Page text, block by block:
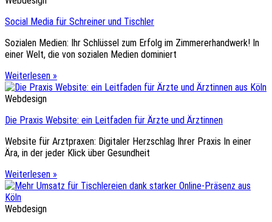
Social Media für Schreiner und Tischler
Sozialen Medien: Ihr Schlüssel zum Erfolg im Zimmererhandwerk! In
einer Welt, die von sozialen Medien dominiert
Weiterlesen »
Webdesign
Die Praxis Website: ein Leitfaden für Ärzte und Ärztinnen
Website für Arztpraxen: Digitaler Herzschlag Ihrer Praxis In einer
Ära, in der jeder Klick über Gesundheit
Weiterlesen »
Webdesign